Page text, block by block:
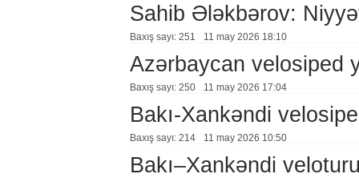
Sahib Ələkbərov:
Baxış sayı: 251 11 may 2026 18:10
Azərbaycan velosiped
Baxış sayı: 250 11 may 2026 17:04
Bakı-Xankəndi
Baxış sayı: 214 11 may 2026 10:50
Bakı–Xankəndi